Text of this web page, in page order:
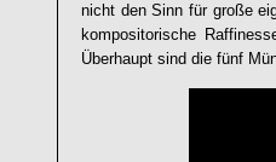
nicht den Sinn für große
kompositorische
Überhaupt sind die fünf